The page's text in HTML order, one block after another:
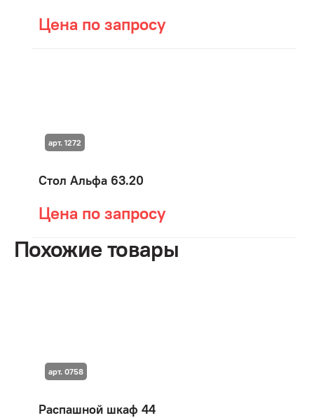
Цена по запросу
Стол Альфа 63.20
Цена по запросу
арт. 1272
Похожие товары
Распашной шкаф 44
арт. 0758